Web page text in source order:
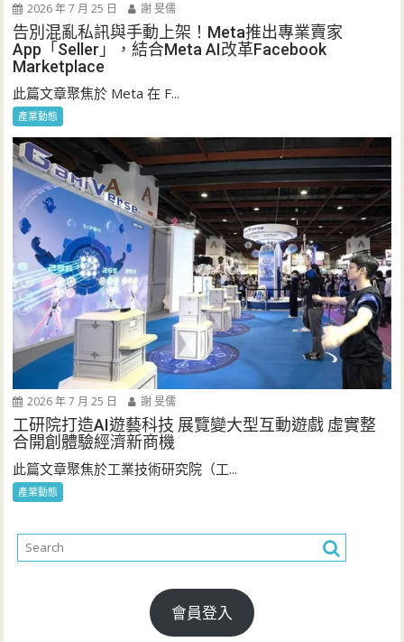
2026 年 7 月 25 日 謝 旻儒
告別混亂私訊與手動上架！Meta推出專業賣家
App「Seller」，結合Meta AI改革Facebook
Marketplace
此篇文章聚焦於 Meta 在 F...
產業動態
2026 年 7 月 25 日 謝 旻儒
工研院打造AI遊藝科技 展覽變大型互動遊戲 虛實整
合開創體驗經濟新商機
此篇文章聚焦於工業技術研究院（工...
產業動態
會員登入